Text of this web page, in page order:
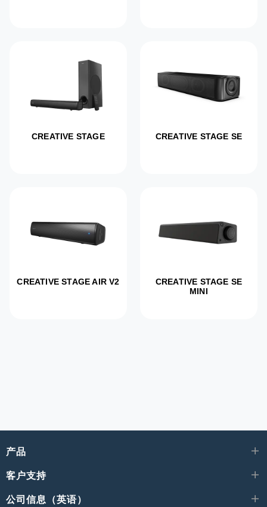
CREATIVE STAGE CREATIVE STAGE SE
CREATIVE STAGE AIR V2
CREATIVE STAGE SE
MINI
产品
客户支持
公司信息（英语）